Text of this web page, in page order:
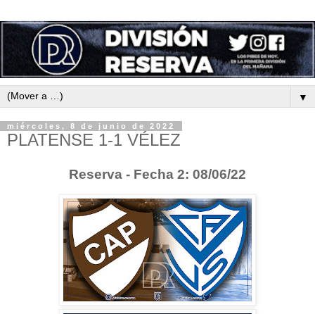
▼
miércoles, 8 de junio de 2022
PLATENSE 1-1 VÉLEZ
Reserva - Fecha 2: 08/06/22